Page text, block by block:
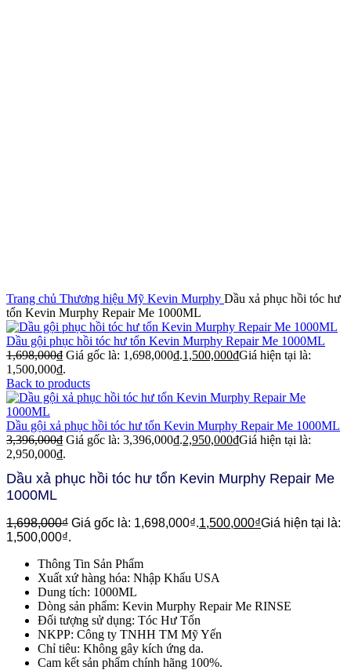
Trang chủ Thương hiệu Mỹ Kevin Murphy Dầu xả phục hồi tóc hư
tổn Kevin Murphy Repair Me 1000ML
Dầu gội phục hồi tóc hư tổn Kevin Murphy Repair Me 1000ML
1,698,000₫ Giá gốc là: 1,698,000₫.1,500,000₫Giá hiện tại là:
1,500,000₫.
Back to products
Dầu gội xả phục hồi tóc hư tổn Kevin Murphy Repair Me 1000ML
3,396,000₫ Giá gốc là: 3,396,000₫.2,950,000₫Giá hiện tại là:
2,950,000₫.
Dầu xả phục hồi tóc hư tổn Kevin Murphy Repair Me
1000ML
1,698,000₫ Giá gốc là: 1,698,000₫.1,500,000₫Giá hiện tại là:
1,500,000₫.
Thông Tin Sản Phẩm
Xuất xứ hàng hóa: Nhập Khẩu USA
Dung tích: 1000ML
Dòng sản phẩm: Kevin Murphy Repair Me RINSE
Đối tượng sử dụng: Tóc Hư Tổn
NKPP: Công ty TNHH TM Mỹ Yến
Chỉ tiêu: Không gây kích ứng da.
Cam kết sản phẩm chính hãng 100%.